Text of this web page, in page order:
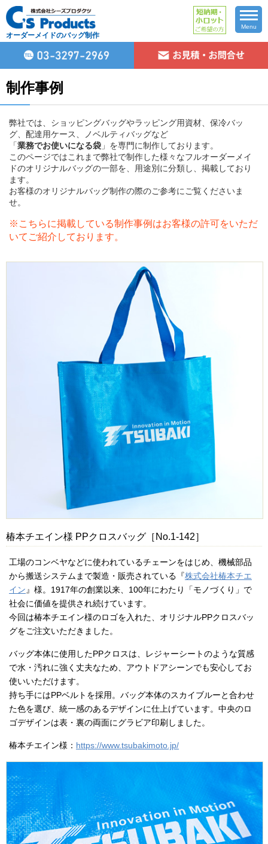
オーダーメイドのバッグ制作
Menu
制作事例
弊社では、ショッピングバッグやラッピング用資材、保冷バッ
グ、配達用ケース、ノベルティバッグなど
「業務でお使いになる袋 」を専門に制作しております。
このページではこれまで弊社で制作した様々なフルオーダーメイ
ドのオリジナルバッグの一部を、用途別に分類し、掲載しており
ます。
お客様のオリジナルバッグ制作の際のご参考にご覧くださいま
せ。
※こちらに掲載している制作事例はお客様の許可をいただ
いてご紹介しております。
椿本チエイン様 PPクロスバッグ［No.1-142］
工場のコンベヤなどに使われているチェーンをはじめ、機械部品
から搬送システムまで製造・販売されている『株式会社椿本チエ
イン 』様。1917年の創業以来、100年にわたり「モノづくり」で
社会に価値を提供され続けています。
今回は椿本チエイン様のロゴを入れた、オリジナルPPクロスバッ
グをご注文いただきました。
バッグ本体に使用したPPクロスは、レジャーシートのような質感
で水・汚れに強く丈夫なため、アウトドアシーンでも安心してお
使いいただけます。
持ち手にはPPベルトを採用。バッグ本体のスカイブルーと合わせ
た色を選び、統一感のあるデザインに仕上げています。中央のロ
ゴデザインは表・裏の両面にグラビア印刷しました。
椿本チエイン様： https://www.tsubakimoto.jp/